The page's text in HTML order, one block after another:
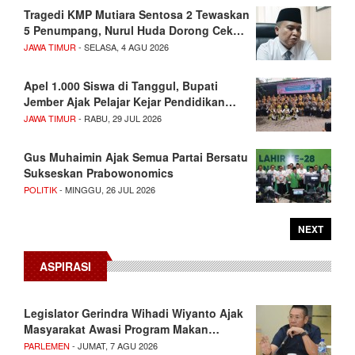
Tragedi KMP Mutiara Sentosa 2 Tewaskan
5 Penumpang, Nurul Huda Dorong Cek…
JAWA TIMUR - SELASA, 4 AGU 2026
Apel 1.000 Siswa di Tanggul, Bupati
Jember Ajak Pelajar Kejar Pendidikan…
JAWA TIMUR - RABU, 29 JUL 2026
Gus Muhaimin Ajak Semua Partai Bersatu
Sukseskan Prabowonomics
POLITIK- MINGGU, 26 JUL 2026
NEXT
ASPIRASI
Legislator Gerindra Wihadi Wiyanto Ajak
Masyarakat Awasi Program Makan…
PARLEMEN - JUMAT, 7 AGU 2026